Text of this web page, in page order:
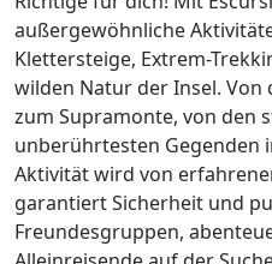
außergewöhnliche
Klettersteige, Extrem-
wilden Natur der Insel. Von
zum Supramonte, von den
unberührtesten Gegenden
Aktivität wird von
garantiert Sicherheit und
Freundesgruppen,